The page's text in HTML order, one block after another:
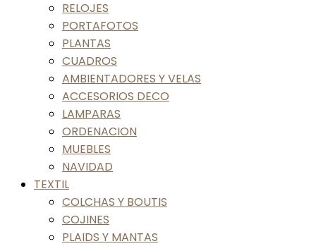
RELOJES
PORTAFOTOS
PLANTAS
CUADROS
AMBIENTADORES Y VELAS
ACCESORIOS DECO
LAMPARAS
ORDENACION
MUEBLES
NAVIDAD
TEXTIL
COLCHAS Y BOUTIS
COJINES
PLAIDS Y MANTAS